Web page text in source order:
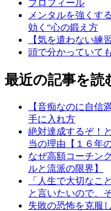
プロフィール
メンタルを強くす
効く“心の鍛え方
【気を遣わない練
頭で分かっていて
最近の記事を読
【音痴なのに自信
手に入れ方
絶対達成するぞ！
当の理由【１６年
なぜ高額コーチン
ルと流派の限界】
「人生で大切なこ
と言いたいので、
失敗の恐怖を克服